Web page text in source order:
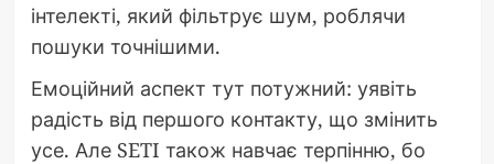
інтелекті, який фільтрує шум, роблячи
пошуки точнішими.
Емоційний аспект тут потужний: уявіть
радість від першого контакту, що змінить
усе. Але SETI також навчає терпінню, бо